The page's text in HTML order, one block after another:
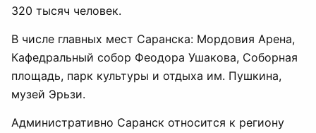
320 тысяч человек.
В числе главных мест Саранска: Мордовия Арена,
Кафедральный собор Феодора Ушакова, Соборная
площадь, парк культуры и отдыха им. Пушкина,
музей Эрьзи.
Административно Саранск относится к региону